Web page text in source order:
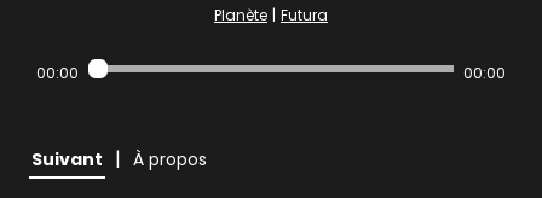
Planète | Futura
00:00 00:00
Suivant | À propos